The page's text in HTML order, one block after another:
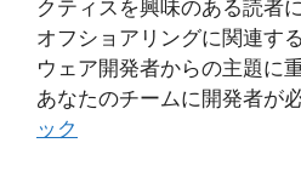
クティスを興味のある読者
オフショアリングに関連す
ウェア開発者からの主題に
あなたのチームに開発者が
ック